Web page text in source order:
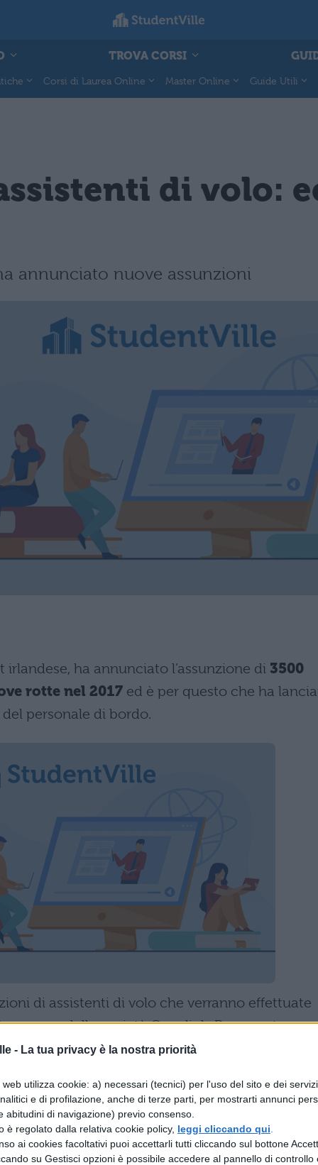
- La tua privacy è la nostra priorità
utilizza cookie: a) necessari (tecnici) per l'uso del sito e dei
e di profilazione, anche di terze parti, per mostrarti annunci
abitudini di navigazione) previo consenso.
è regolato dalla relativa cookie policy, leggi cliccando qui
ai cookies facoltativi puoi accettarli tutti cliccando sul bottone
su Gestisci opzioni è possibile accedere al pannello di controllo
TROVA CORSI
Corsi di Laurea Online Master Online Guide Utili
di volo:
annunciato nuove assunzioni
ha annunciato l’assunzione di 3500
rotte nel 2017 ed è per questo che ha
personale di bordo.
di assistenti di volo che verranno effettuate
dalla società Crewlink. Per quanto
quali saranno le date
e Catania
e Bari